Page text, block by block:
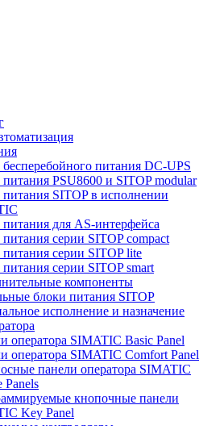
питания DC-UPS
PSU8600 и SITOP modular
SITOP в исполнении
для AS-интерфейса
серии SITOP compact
серии SITOP lite
серии SITOP smart
компоненты
блоки питания SITOP
исполнение и назначение
оператора SIMATIC Basic Panel
оператора SIMATIC Comfort Panel
панели оператора SIMATIC
Panels
кнопочные панели
Key Panel